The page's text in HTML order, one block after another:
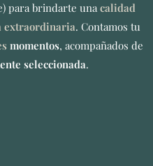
para brindarte unacalidad
extraordinaria. Contamos tu
momentos, acompañados de
seleccionada.